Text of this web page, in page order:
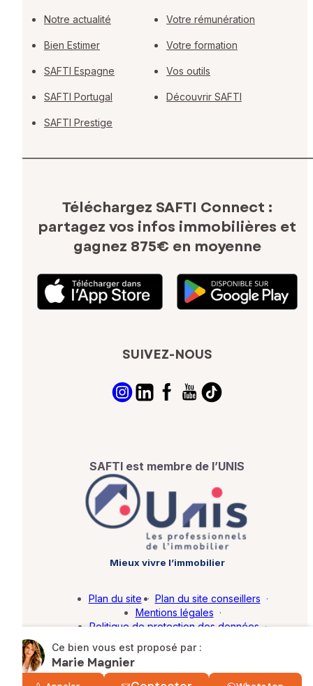
Ce bien vous est proposé par :
Marie Magnier
Notre actualité
Bien Estimer
SAFTI Espagne
SAFTI Portugal
SAFTI Prestige
Votre rémunération
Votre formation
Vos outils
Découvrir SAFTI
Téléchargez SAFTI Connect :
partagez vos infos immobilières et
gagnez 875€ en moyenne
SUIVEZ-NOUS
SAFTI est membre de l’UNIS
Mieux vivre l’immobilier
© SAFTI 2026. Tous droits réservés.
Plan du site · Plan du site conseillers ·
Mentions légales ·
Politique de protection des données ·